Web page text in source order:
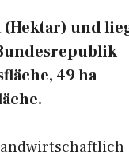
(Hektar) und
49 ha